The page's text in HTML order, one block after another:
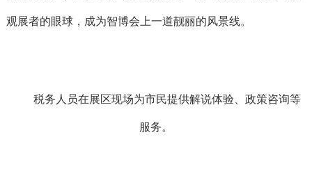
观展者的眼球，成为智博会上一道靓丽的风景线。
税务人员在展区现场为市民提供解说体验、政策咨询等
服务。